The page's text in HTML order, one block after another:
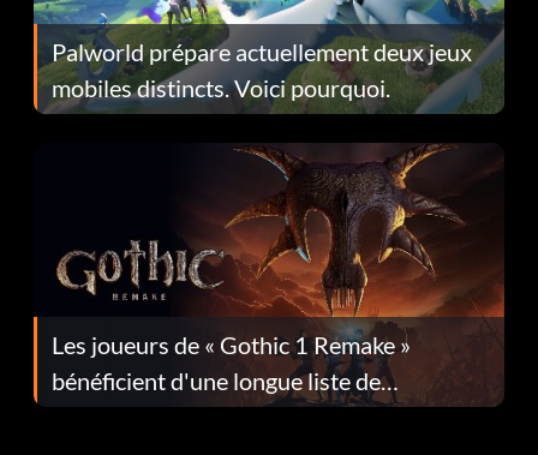
Palworld prépare actuellement deux jeux
mobiles distincts. Voici pourquoi.
Les joueurs de « Gothic 1 Remake »
bénéficient d'une longue liste de
corrections dans la mise à jour 1.0.4